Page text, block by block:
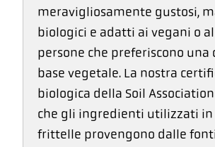
meravigliosamente gustosi,
biologici e adatti ai vegani o
persone che preferiscono una
base vegetale. La nostra
biologica della Soil
che gli ingredienti utilizzati in
frittelle provengono dalle